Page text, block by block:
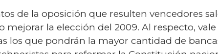
de la oposición que resulten vencedores
mejorar la elección del 2009. Al respecto,
los que pondrán la mayor cantidad de